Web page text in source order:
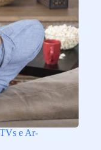
e Ar-